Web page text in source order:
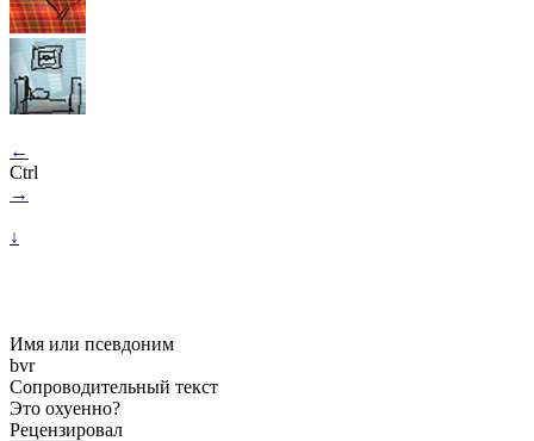
←
Ctrl
→
↓
Имя или псевдоним
bvr
Сопроводительный текст
Это охуенно?
Рецензировал